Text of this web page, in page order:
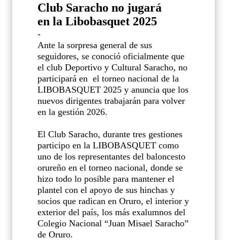
Club Saracho no jugará
en la Libobasquet 2025
-
Ante la sorpresa general de sus
seguidores, se conoció oficialmente que
el club Deportivo y Cultural Saracho, no
participará en el torneo nacional de la
LIBOBASQUET 2025 y anuncia que los
nuevos dirigentes trabajarán para volver
en la gestión 2026.
El Club Saracho, durante tres gestiones
participo en la LIBOBASQUET como
uno de los representantes del baloncesto
orureño en el torneo nacional, donde se
hizo todo lo posible para mantener el
plantel con el apoyo de sus hinchas y
socios que radican en Oruro, el interior y
exterior del país, los más exalumnos del
Colegio Nacional “Juan Misael Saracho”
de Oruro.